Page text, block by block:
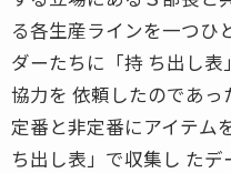
る各生産ラインを一つひ
ダーたちに「持 ち出し表
協力を 依頼したのであっ
定番と非定番にアイテ
ち出し表」で収集し たデ